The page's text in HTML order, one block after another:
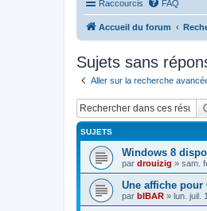
Raccourcis FAQ
Accueil du forum
Sujets sans
Aller sur la recherche
SUJETS
Windows 8
par drouizig » sam.
Une affiche pour
par bIBAR » lun. juil.